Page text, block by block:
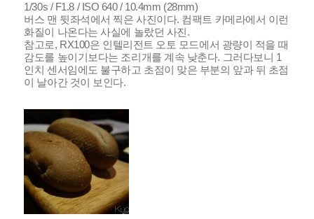
1/30s / F1.8 / ISO 640 / 10.4mm (28mm)
버스 맨 뒷좌석에서 찍은 사진이다. 컴팩트 카메라에서 이런
화질이 나온다는 사실에 놀랐던 사진.
참고로, RX100은 인텔리전트 오토 모드에서 광량이 적을 때
감도를 높이기보다는 조리개를 계속 낮춘다. 그러다보니 1
인치 센서임에도 불구하고 초점이 맞은 부분의 앞과 뒤 초점
이 날아간 것이 보인다.